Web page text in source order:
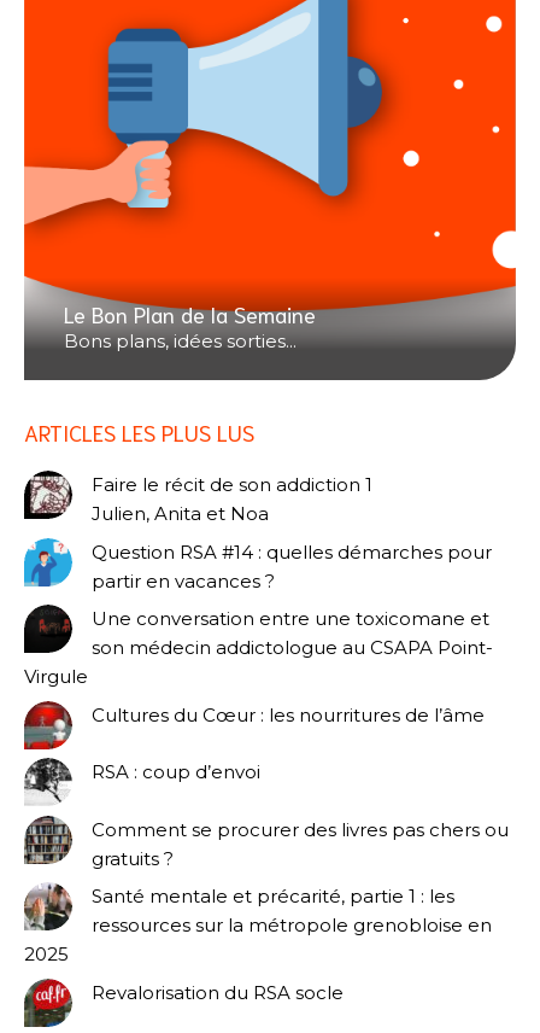
Le Bon Plan de la Semaine
Bons plans, idées sorties...
ARTICLES LES PLUS LUS
Faire le récit de son addiction 1
Julien, Anita et Noa
Question RSA #14 : quelles démarches pour
partir en vacances ?
Une conversation entre une toxicomane et
son médecin addictologue au CSAPA Point-
Virgule
Cultures du Cœur : les nourritures de l’âme
RSA : coup d’envoi
Comment se procurer des livres pas chers ou
gratuits ?
Santé mentale et précarité, partie 1 : les
ressources sur la métropole grenobloise en
2025
Revalorisation du RSA socle